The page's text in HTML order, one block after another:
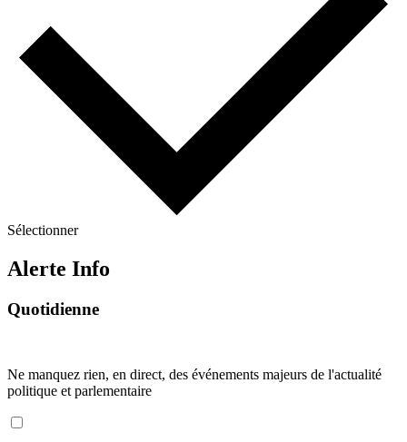
Sélectionner
Alerte Info
Quotidienne
Ne manquez rien, en direct, des événements majeurs de l'actualité
politique et parlementaire